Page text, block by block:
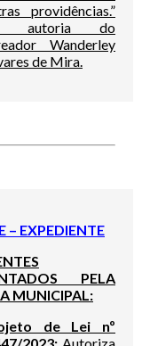
providências.”
autoria do
Wanderley
de Mira.
– EXPEDIENTE
PELA
MUNICIPAL:
de Lei nº